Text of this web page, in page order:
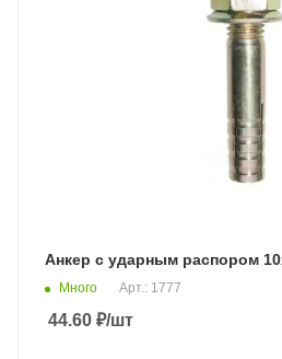
Анкер с ударным распором
Много Арт.: 1777
44.60 ₽/шт